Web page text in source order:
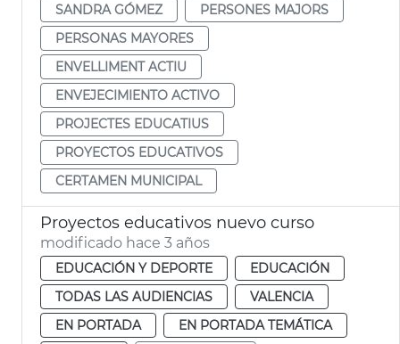
SANDRA GÓMEZ
PERSONES MAJORS
PERSONAS MAYORES
ENVELLIMENT ACTIU
ENVEJECIMIENTO ACTIVO
PROJECTES EDUCATIUS
PROYECTOS EDUCATIVOS
CERTAMEN MUNICIPAL
Proyectos educativos nuevo curso
modificado hace 3 años
EDUCACIÓN Y DEPORTE
EDUCACIÓN
TODAS LAS AUDIENCIAS
VALENCIA
EN PORTADA
EN PORTADA TEMÁTICA